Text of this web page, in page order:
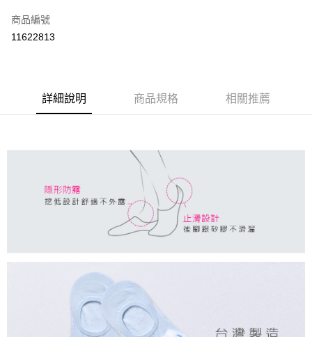
Apple Pay
ATM付款
每筆NT$80，滿NT$899(含以上)免運費
付款後全家取貨
每筆NT$80，滿NT$859(含以上)免運費
每筆NT$80，滿NT$899(含以上)免運費
付款後7-11取貨
每筆NT$80，滿NT$859(含以上)免運費
商品編號
11622813
詳細說明 商品規格 相關推薦